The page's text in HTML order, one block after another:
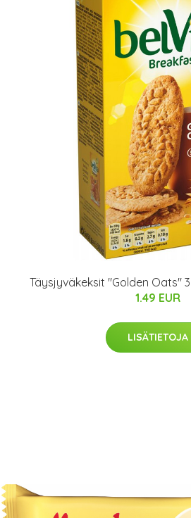
Täysjyväkeksit "Golden Oats"
1.49 EUR
LISÄTIETOJA